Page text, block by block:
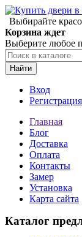
Выбирайте
Корзина ждет
Выберите любое
Найти
Вход
Регистрация
Главная
Блог
Доставка
Оплата
Контакты
Замер
Установка
Карта сайта
Каталог